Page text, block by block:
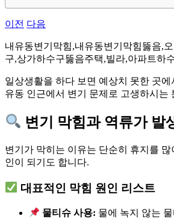
이전 다음
내유동변기막힘,내유동변기막힘뚫음,
구,상가하수구뚫음주택,빌라,아파트하
일상생활을 하다 보면 예상치 못한 곳
유동 인근에서 변기 문제로 고생하시
변기 막힘과 역류가 발
변기가 막히는 이유는 단순히 휴지를
인이 되기도 합니다.
대표적인 막힘 원인 리스트
물티슈 사용: 물에 녹지 않는